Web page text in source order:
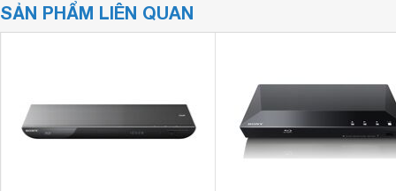
SẢN PHẨM LIÊN QUAN